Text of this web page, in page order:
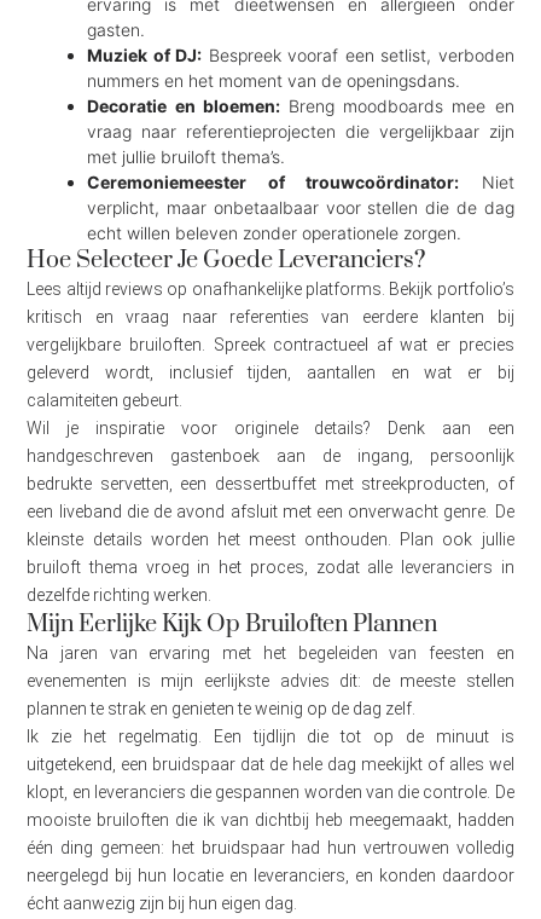
gasten.
Muziek of DJ: Bespreek vooraf een setlist, verboden
nummers en het moment van de openingsdans.
Decoratie en bloemen:Breng moodboards mee en
vraag naar referentieprojecten die vergelijkbaar zijn
met jullie bruiloft thema’s.
Ceremoniemeester of trouwcoördinator: Niet
verplicht, maar onbetaalbaar voor stellen die de dag
echt willen beleven zonder operationele zorgen.
Hoe Selecteer Je Goede Leveranciers?
Lees altijd reviews op onafhankelijke platforms. Bekijk portfolio’s
kritisch en vraag naar referenties van eerdere klanten bij
vergelijkbare bruiloften. Spreek contractueel af wat er precies
geleverd wordt, inclusief tijden, aantallen en wat er bij
calamiteiten gebeurt.
Wil je inspiratie voor originele details? Denk aan een
handgeschreven gastenboek aan de ingang, persoonlijk
bedrukte servetten, een dessertbuffet met streekproducten, of
een liveband die de avond afsluit met een onverwacht genre. De
kleinste details worden het meest onthouden. Plan ook jullie
bruiloft thema vroeg in het proces, zodat alle leveranciers in
dezelfde richting werken.
Mijn Eerlijke Kijk Op Bruiloften Plannen
Na jaren van ervaring met het begeleiden van feesten en
evenementen is mijn eerlijkste advies dit: de meeste stellen
plannen te strak en genieten te weinig op de dag zelf.
Ik zie het regelmatig. Een tijdlijn die tot op de minuut is
uitgetekend, een bruidspaar dat de hele dag meekijkt of alles wel
klopt, en leveranciers die gespannen worden van die controle. De
mooiste bruiloften die ik van dichtbij heb meegemaakt, hadden
één ding gemeen: het bruidspaar had hun vertrouwen volledig
neergelegd bij hun locatie en leveranciers, en konden daardoor
écht aanwezig zijn bij hun eigen dag.